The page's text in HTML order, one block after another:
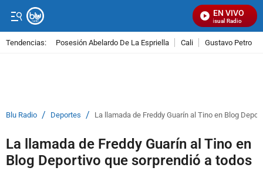
EN VIVO
Señal Visual Radio
Tendencias: Posesión Abelardo De La Espriella Cali Gustavo Petro
Blu Radio / Deportes / La llamada de Freddy Guarín al Tino en Blog
La llamada de Freddy Guarín al Tino en
Blog Deportivo que sorprendió a todos